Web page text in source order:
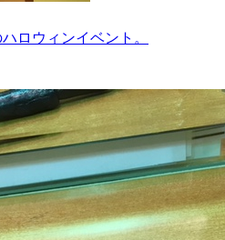
ロウィンイベント。